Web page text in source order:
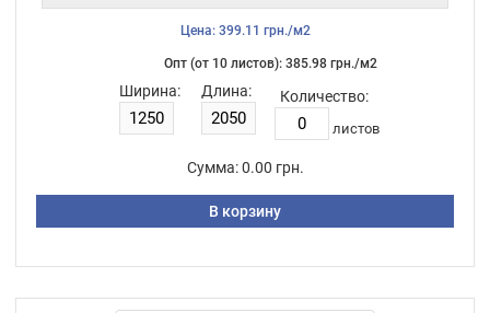
Цена: 399.11 грн./м2
Опт (от 10 листов): 385.98 грн./м2
Ширина: Длина: Количество:
листов
Сумма: 0.00 грн.
В корзину